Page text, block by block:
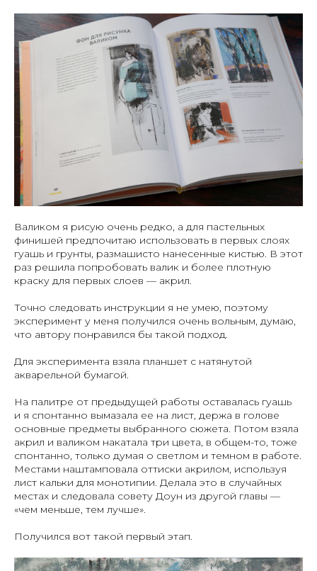
Валиком я рисую очень редко, а для пастельных
финишей предпочитаю использовать в первых слоях
гуашь и грунты, размашисто нанесенные кистью. В этот
раз решила попробовать валик и более плотную
краску для первых слоев — акрил.
Точно следовать инструкции я не умею, поэтому
эксперимент у меня получился очень вольным, думаю,
что автору понравился бы такой подход.
Для эксперимента взяла планшет с натянутой
акварельной бумагой.
На палитре от предыдущей работы оставалась гуашь
и я спонтанно вымазала ее на лист, держа в голове
основные предметы выбранного сюжета. Потом взяла
акрил и валиком накатала три цвета, в общем-то, тоже
спонтанно, только думая о светлом и темном в работе.
Местами наштамповала оттиски акрилом, используя
лист кальки для монотипии. Делала это в случайных
местах и следовала совету Доун из другой главы —
«чем меньше, тем лучше».
Получился вот такой первый этап.